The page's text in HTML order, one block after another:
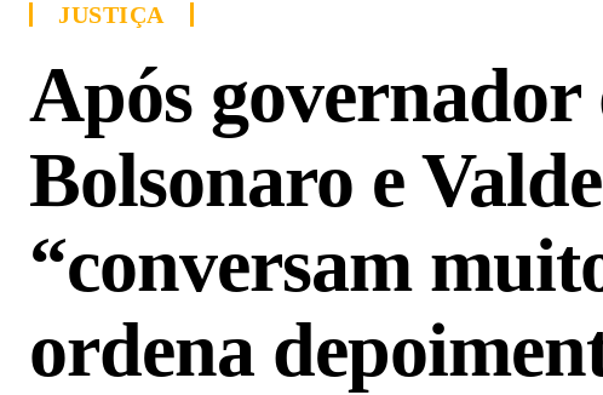
JUSTIÇA
Após governador
Bolsonaro e
“conversam
ordena